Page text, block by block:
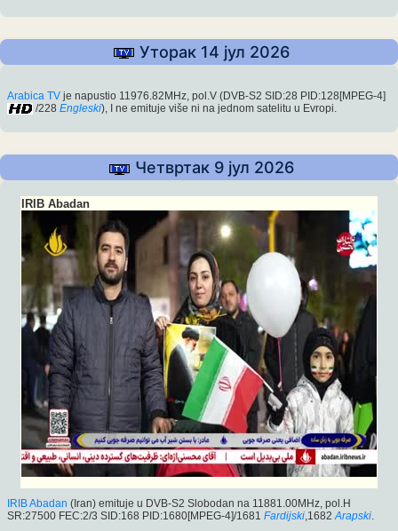
Уторак 14 јул 2026
Arabica TV je napustio 11976.82MHz, pol.V (DVB-S2 SID:28 PID:128[MPEG-4]
/228 Engleski), I ne emituje više ni na jednom satelitu u Evropi.
Четвртак 9 јул 2026
IRIB Abadan
IRIB Abadan (Iran) emituje u DVB-S2 Slobodan na 11881.00MHz, pol.H
SR:27500 FEC:2/3 SID:168 PID:1680[MPEG-4]/1681 Fardijski,1682 Arapski.